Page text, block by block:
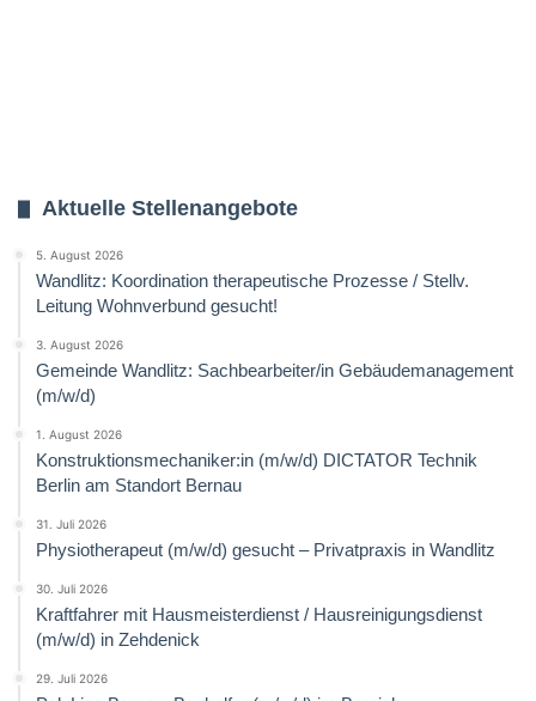
Aktuelle Stellenangebote
5. August 2026
Wandlitz: Koordination therapeutische Prozesse / Stellv.
Leitung Wohnverbund gesucht!
3. August 2026
Gemeinde Wandlitz: Sachbearbeiter/in Gebäudemanagement
(m/w/d)
1. August 2026
Konstruktionsmechaniker:in (m/w/d) DICTATOR Technik
Berlin am Standort Bernau
31. Juli 2026
Physiotherapeut (m/w/d) gesucht – Privatpraxis in Wandlitz
30. Juli 2026
Kraftfahrer mit Hausmeisterdienst / Hausreinigungsdienst
(m/w/d) in Zehdenick
29. Juli 2026